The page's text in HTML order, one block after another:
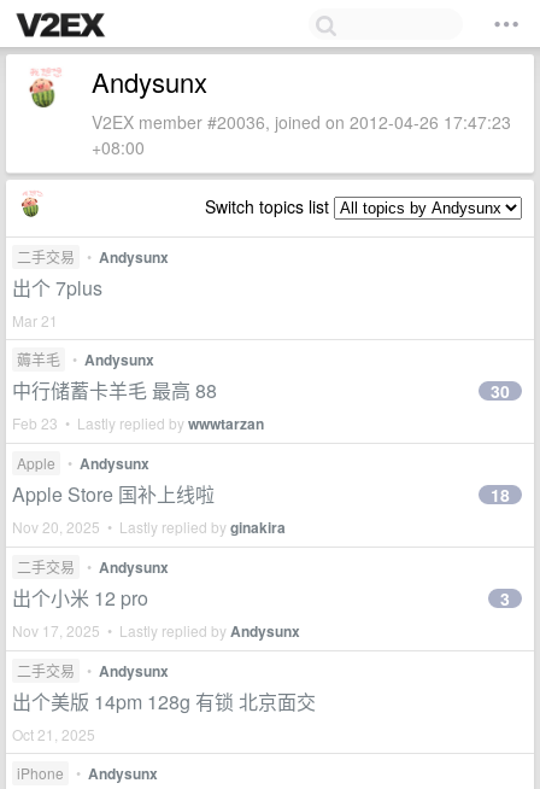
Andysunx
V2EX member #20036, joined on 2012-04-26 17:47:23
+08:00
Switch topics list
二手交易 • Andysunx
出个 7plus
Mar 21
薅羊毛
• Andysunx
中行储蓄卡羊毛 最高 88
Feb 23 • Lastly replied bywwwtarzan
30
Apple • Andysunx
Apple Store 国补上线啦
Nov 20, 2025 • Lastly replied byginakira
18
二手交易 • Andysunx
出个小米 12 pro
Nov 17, 2025 • Lastly replied byAndysunx
3
二手交易 • Andysunx
出个美版 14pm 128g 有锁 北京面交
Oct 21, 2025
iPhone
• Andysunx